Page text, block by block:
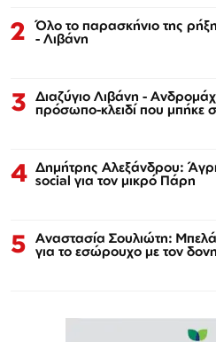
2 Όλο το παρασκήνιο της
- Λιβάνη
3 Διαζύγιο Λιβάνη -
πρόσωπο-κλειδί που μπήκε
4 Δημήτρης Αλεξάνδρου:
social για τον μικρό Πάρη
5 Αναστασία Σουλιώτη:
για το εσώρουχο με τον